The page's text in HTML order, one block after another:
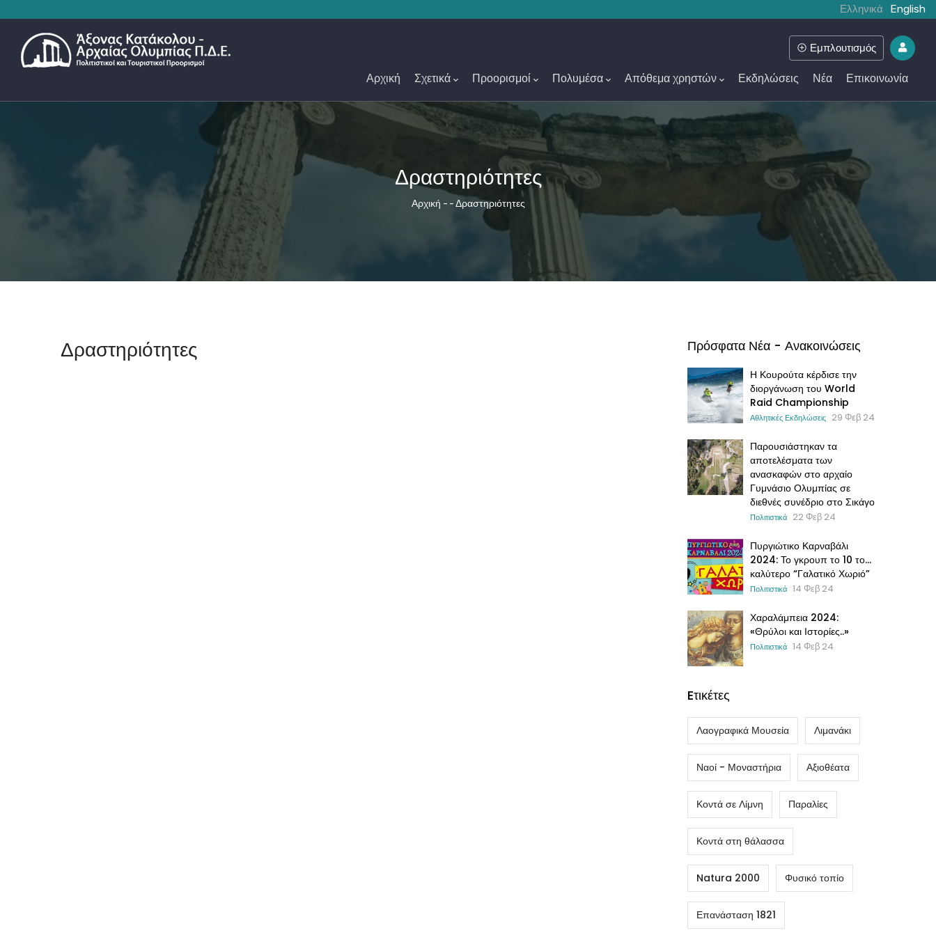
Ελληνικά English
Αρχική Σχετικά Προορισμοί Πολυμέσα Απόθεμα χρηστών Εκδηλώσεις Νέα Επικοινωνία
Εμπλουτισμός
Δραστηριότητες
Breadcrumb
Αρχική - -Δραστηριότητες
Δραστηριότητες Πρόσφατα Νέα - Ανακοινώσεις
Η Κουρούτα κέρδισε την
διοργάνωση του World
Raid Championship
Αθλητικές Εκδηλώσεις 29 Φεβ 24
Παρουσιάστηκαν τα
αποτελέσματα των
ανασκαφών στο αρχαίο
Γυμνάσιο Ολυμπίας σε
διεθνές συνέδριο στο Σικάγο
Πολιτιστικά 22 Φεβ 24
Πυργιώτικο Καρναβάλι
2024: Το γκρουπ το 10 το…
καλύτερο “Γαλατικό Χωριό”
Πολιτιστικά 14 Φεβ 24
Χαραλάμπεια 2024:
«Θρύλοι και Ιστορίες..»
Πολιτιστικά 14 Φεβ 24
Eτικέτες
Λαογραφικά Μουσεία Λιμανάκι
Ναοί - Μοναστήρια Αξιοθέατα
Κοντά σε Λίμνη Παραλίες
Κοντά στη θάλασσα
Natura 2000 Φυσικό τοπίο
Επανάσταση 1821